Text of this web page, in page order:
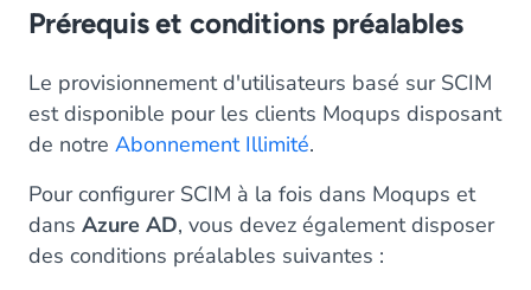
Prérequis et conditions préalables
Le provisionnement d'utilisateurs basé sur SCIM
est disponible pour les clients Moqups disposant
de notre Abonnement Illimité.
Pour configurer SCIM à la fois dans Moqups et
dans Azure AD, vous devez également disposer
des conditions préalables suivantes :